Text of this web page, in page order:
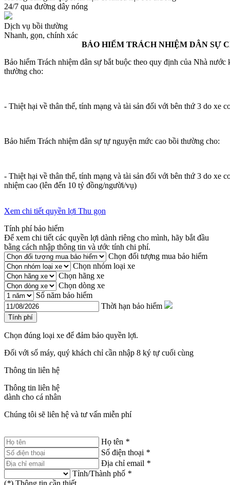
24/7 qua đường dây nóng
Dịch vụ bồi thường
Nhanh, gọn, chính xác
BẢO HIỂM TRÁCH NHIỆM DÂN SỰ
Bảo hiểm Trách nhiệm dân sự bắt buộc theo quy định của Nhà
thường cho:
- Thiệt hại về thân thể, tính mạng và tài sản đối với bên thứ 3 do xe
Bảo hiểm Trách nhiệm dân sự tự nguyện mức cao bồi thường cho:
- Thiệt hại về thân thể, tính mạng và tài sản đối với bên thứ 3 do xe
nhiệm cao (lên đến 10 tỷ đồng/người/vụ)
Xem chi tiết quyền lợi Thu gọn
Tính phí bảo hiểm
Để xem chi tiết các quyền lợi dành riêng cho mình, hãy bắt đầu
bằng cách nhập thông tin và ước tính chi phí.
Chọn đối tượng mua bảo hiểm
Chọn nhóm loại xe
Chọn hãng xe
Chọn dòng xe
Số năm bảo hiểm
Thời hạn bảo hiểm
Tính phí
Chọn đúng loại xe để đảm bảo quyền lợi.
Đối với số máy, quý khách chỉ cần nhập 8 ký tự cuối cùng
Thông tin liên hệ
Thông tin liên hệ
dành cho cá nhân
Chúng tôi sẽ liên hệ và tư vấn miễn phí
Họ tên *
Số điện thoại *
Địa chỉ email *
Tỉnh/Thành phố *
(*) Thông tin cần thiết